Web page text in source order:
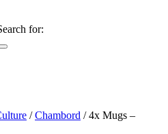
for:
/Chambord / 4x Mugs –